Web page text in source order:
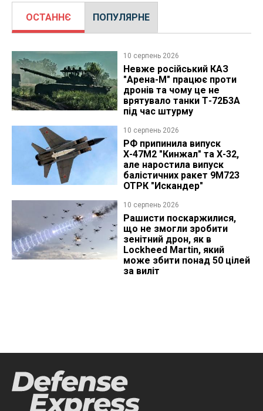
ОСТАННЄ ПОПУЛЯРНЕ
10 серпень 2026
Невже російський КАЗ
"Арена-М" працює проти
дронів та чому це не
врятувало танки Т-72Б3А
під час штурму
10 серпень 2026
РФ припинила випуск
Х-47М2 "Кинжал" та Х-32,
але наростила випуск
балістичних ракет 9М723
ОТРК "Искандер"
10 серпень 2026
Рашисти поскаржилися,
що не змогли зробити
зенітний дрон, як в
Lockheed Martin, який
може збити понад 50 цілей
за виліт